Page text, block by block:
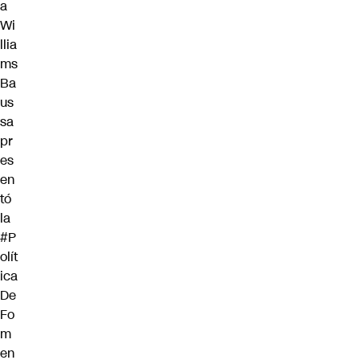
a
Wi
llia
ms
Ba
us
sa
pr
es
en
tó
la
#P
olít
ica
De
Fo
m
en